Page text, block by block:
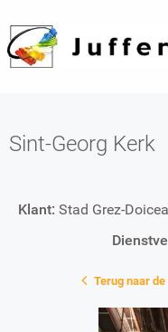
Sint-Georg Kerk
Klant: Stad Grez-
Terug naar